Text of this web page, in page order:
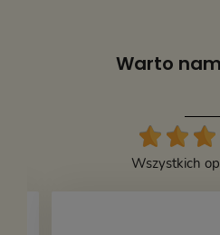
Warto
Wszystkich